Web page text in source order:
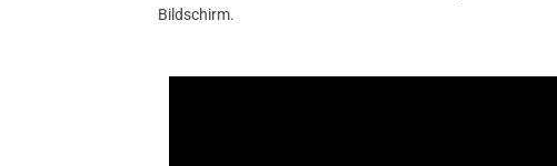
Bildschirm.